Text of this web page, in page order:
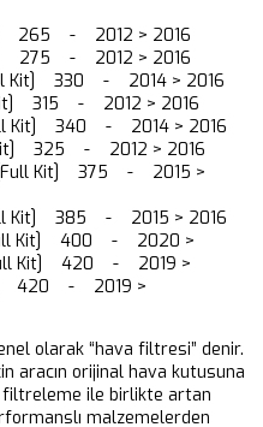
265 - 2012 > 2016
275 - 2012 > 2016
Kit] 330 - 2014 > 2016
Kit] 315 - 2012 > 2016
Kit] 340 - 2014 > 2016
Kit] 325 - 2012 > 2016
[Full Kit] 375 - 2015 >
Kit] 385 - 2015 > 2016
[Full Kit] 400 - 2020 >
[Full Kit] 420 - 2019 >
420 - 2019 >
olarak “hava filtresi” denir.
aracın orijinal hava kutusuna
ile birlikte artan
malzemelerden